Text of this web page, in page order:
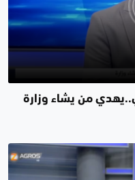
من يشاء وزارة